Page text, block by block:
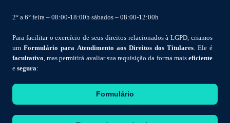
2° a 6° feira – 08:00-18:00h sábados – 08:00-12:00h
Para facilitar o exercício de seus direitos relacionados à LGPD, criamos
um Formulário para Atendimento aos Direitos dos Titulares. Ele é
facultativo, mas permitirá avaliar sua requisição da forma mais eficiente
e segura:
Formulário